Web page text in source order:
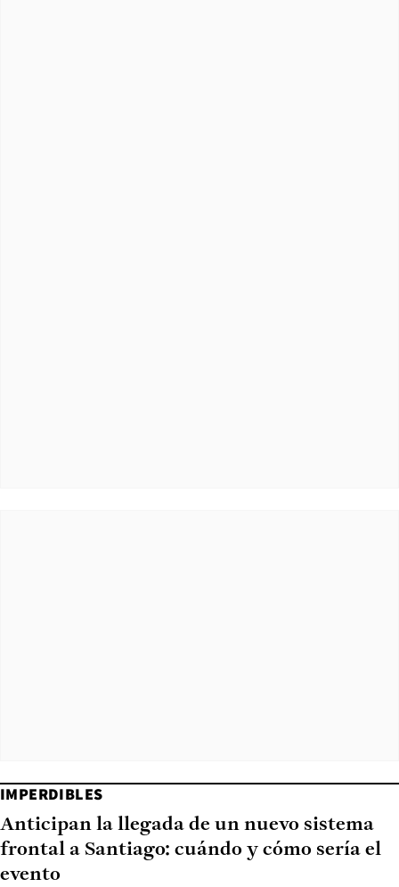
IMPERDIBLES
Anticipan la llegada de un nuevo sistema
frontal a Santiago: cuándo y cómo sería el
evento